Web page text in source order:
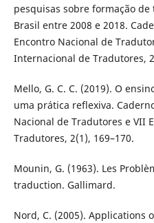
pesquisas sobre formação
Brasil entre 2008 e 2018.
Encontro Nacional de
Internacional de Tradutores,
Mello, G. C. C. (2019). O
uma prática reflexiva.
Nacional de Tradutores e VII
Tradutores, 2(1), 169–170.
Mounin, G. (1963). Les
traduction. Gallimard.
Nord, C. (2005). Applications